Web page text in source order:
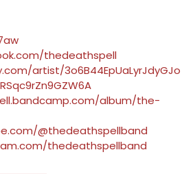
thedeathspell
artist/3o6B44EpUaLyrJdyGJo
album/the-
@thedeathspellband
thedeathspellband